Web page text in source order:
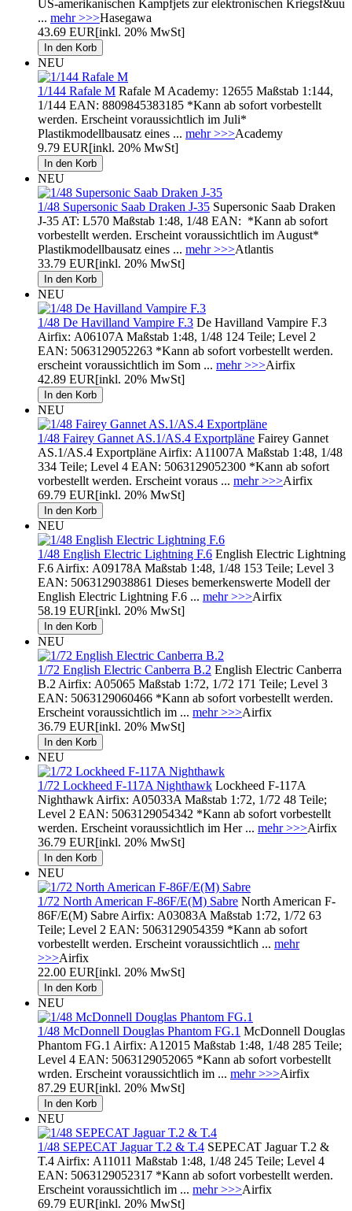
US-amerikanischen Kampfjets zur elektronischen Kriegsf&uu
... mehr >>>Hasegawa
43.69 EUR[inkl. 20% MwSt]
NEU
1/144 Rafale M Rafale M Academy: 12655 Maßstab 1:144,
1/144 EAN: 8809845383185 *Kann ab sofort vorbestellt
werden. Erscheint voraussichtlich im Juli*
Plastikmodellbausatz eines ... mehr >>>Academy
9.79 EUR[inkl. 20% MwSt]
NEU
1/48 Supersonic Saab Draken J-35 Supersonic Saab Draken
J-35 AT: L570 Maßstab 1:48, 1/48 EAN: *Kann ab sofort
vorbestellt werden. Erscheint voraussichtlich im August*
Plastikmodellbausatz eines ... mehr >>>Atlantis
33.79 EUR[inkl. 20% MwSt]
NEU
1/48 De Havilland Vampire F.3 De Havilland Vampire F.3
Airfix: A06107A Maßstab 1:48, 1/48 124 Teile; Level 2
EAN: 5063129052263 *Kann ab sofort vorbestellt werden.
erscheint voraussichtlich im Som ... mehr >>>Airfix
42.89 EUR[inkl. 20% MwSt]
NEU
1/48 Fairey Gannet AS.1/AS.4 Exportpläne Fairey Gannet
AS.1/AS.4 Exportpläne Airfix: A11007A Maßstab 1:48, 1/48
334 Teile; Level 4 EAN: 5063129052300 *Kann ab sofort
vorbestellt werden. Erscheint voraus ... mehr >>>Airfix
69.79 EUR[inkl. 20% MwSt]
NEU
1/48 English Electric Lightning F.6 English Electric Lightning
F.6 Airfix: A09178A Maßstab 1:48, 1/48 153 Teile; Level 3
EAN: 5063129038861 Dieses bemerkenswerte Modell der
English Electric Lightning F.6 ... mehr >>>Airfix
58.19 EUR[inkl. 20% MwSt]
NEU
1/72 English Electric Canberra B.2 English Electric Canberra
B.2 Airfix: A05065 Maßstab 1:72, 1/72 171 Teile; Level 3
EAN: 5063129060466 *Kann ab sofort vorbestellt werden.
Erscheint voraussichtlich im ... mehr >>>Airfix
36.79 EUR[inkl. 20% MwSt]
NEU
1/72 Lockheed F-117A Nighthawk Lockheed F-117A
Nighthawk Airfix: A05033A Maßstab 1:72, 1/72 48 Teile;
Level 2 EAN: 5063129054342 *Kann ab sofort vorbestellt
werden. Erscheint voraussichtlich im Her ... mehr >>>Airfix
36.79 EUR[inkl. 20% MwSt]
NEU
1/72 North American F-86F/E(M) Sabre North American F-
86F/E(M) Sabre Airfix: A03083A Maßstab 1:72, 1/72 63
Teile; Level 2 EAN: 5063129054359 *Kann ab sofort
vorbestellt werden. Erscheint voraussichtlich ... mehr
>>>Airfix
22.00 EUR[inkl. 20% MwSt]
NEU
1/48 McDonnell Douglas Phantom FG.1 McDonnell Douglas
Phantom FG.1 Airfix: A12015 Maßstab 1:48, 1/48 285 Teile;
Level 4 EAN: 5063129052065 *Kann ab sofort vorbestellt
wrden. Erscheint voraussichtlich im ... mehr >>>Airfix
87.29 EUR[inkl. 20% MwSt]
NEU
1/48 SEPECAT Jaguar T.2 & T.4 SEPECAT Jaguar T.2 &
T.4 Airfix: A11011 Maßstab 1:48, 1/48 245 Teile; Level 4
EAN: 5063129052317 *Kann ab sofort vorbestellt werden.
Erscheint voraussichtlich im ... mehr >>>Airfix
69.79 EUR[inkl. 20% MwSt]